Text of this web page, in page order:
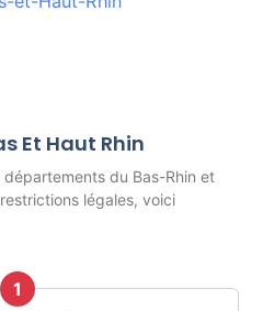
Et Haut Rhin
du Bas-Rhin et
légales, voici
1